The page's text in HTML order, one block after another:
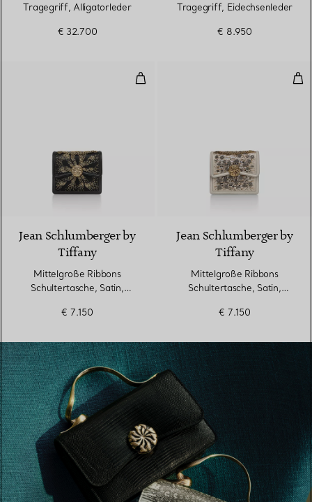
Tragegriff, Alligatorleder
€ 32.700
Tragegriff, Eidechsenleder
€ 8.950
Mittelgroße Ribbons
Jean Schlumberger by
Tiffany
Mittelgroße Ribbons
Schultertasche, Satin,
€ 7.150
Jean Schlumberger by
Tiffany
Mittelgroße Ribbons
Schultertasche, Satin,
€ 7.150